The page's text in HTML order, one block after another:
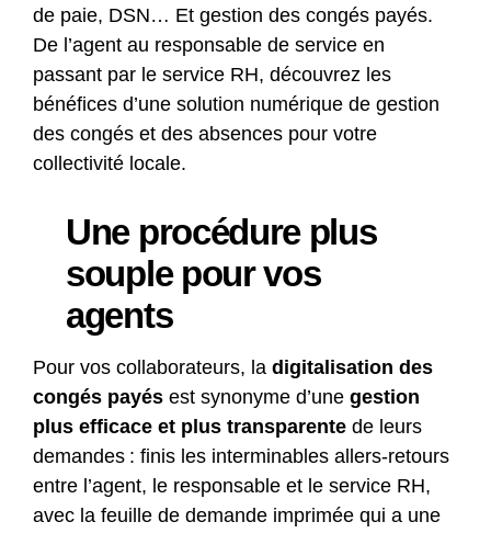
de paie, DSN… Et gestion des congés payés.
De l’agent au responsable de service en
passant par le service RH, découvrez les
bénéfices d’une solution numérique de gestion
des congés et des absences pour votre
collectivité locale.
Une procédure plus
souple pour vos
agents
Pour vos collaborateurs, la digitalisation des
congés payés est synonyme d’une gestion
plus efficace et plus transparente de leurs
demandes : finis les interminables allers-retours
entre l’agent, le responsable et le service RH,
avec la feuille de demande imprimée qui a une